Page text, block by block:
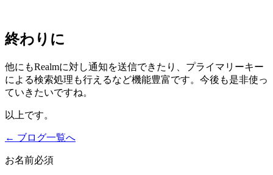
終わりに
他にもRealmに対し通知を送信できたり、プライマリーキー
による検索処理も行えるなど機能豊富です。今後も是非使っ
ていきたいですね。
以上です。
← ブログ一覧へ
お名前必須